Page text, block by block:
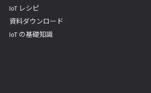
IoT レシピ
資料ダウンロード
IoT の基礎知識